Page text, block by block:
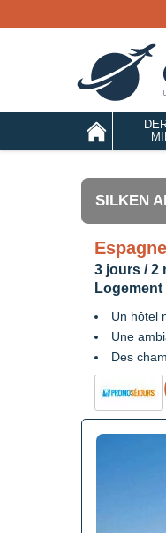
SILKEN
3 jours / 2
Logement
Un hôtel
Une
Des